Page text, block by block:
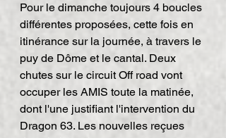
Pour le dimanche toujours 4 boucles
différentes proposées, cette fois en
itinérance sur la journée, à travers le
puy de Dôme et le cantal. Deux
chutes sur le circuit Off road vont
occuper les AMIS toute la matinée,
dont l'une justifiant l'intervention du
Dragon 63. Les nouvelles reçues